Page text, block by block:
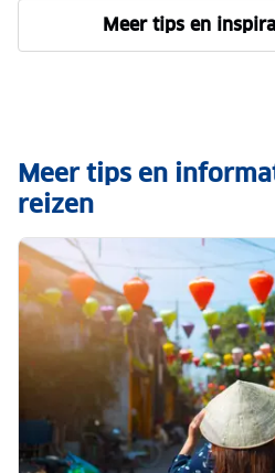
Meer tips en
Meer tips en
reizen